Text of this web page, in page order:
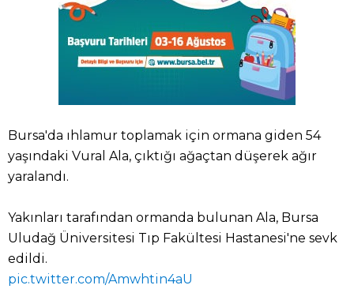
Bursa'da ıhlamur toplamak için ormana giden 54
yaşındaki Vural Ala, çıktığı ağaçtan düşerek ağır
yaralandı.
Yakınları tarafından ormanda bulunan Ala, Bursa
Uludağ Üniversitesi Tıp Fakültesi Hastanesi'ne sevk
edildi.
pic.twitter.com/Amwhtin4aU